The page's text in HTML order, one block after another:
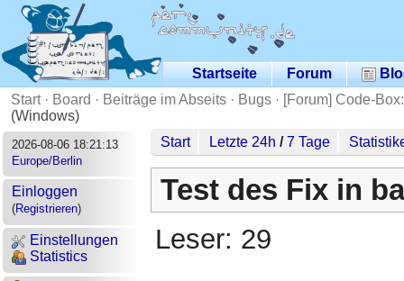
Startseite Forum
Start· Board · Beiträge im Abseits · Bugs · [Forum] Code-
(Windows)
2026-08-06 18:21:13
Europe/Berlin
Einloggen
(Registrieren)
Einstellungen
Statistics
Start Letzte 24h /7 Tage
Test des Fix in
Leser: 29